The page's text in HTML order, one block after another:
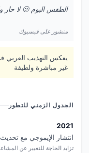
الطقس اليوم 🫤 لا حار ولا بارد
منشور على فيسبوك
يعكس التهذيب العربي
غير مباشرة ولطيفة
الجدول الزمني للتطور
2021
انتشار الإيموجي مع تحديث
تزايد الحاجة للتعبير عن